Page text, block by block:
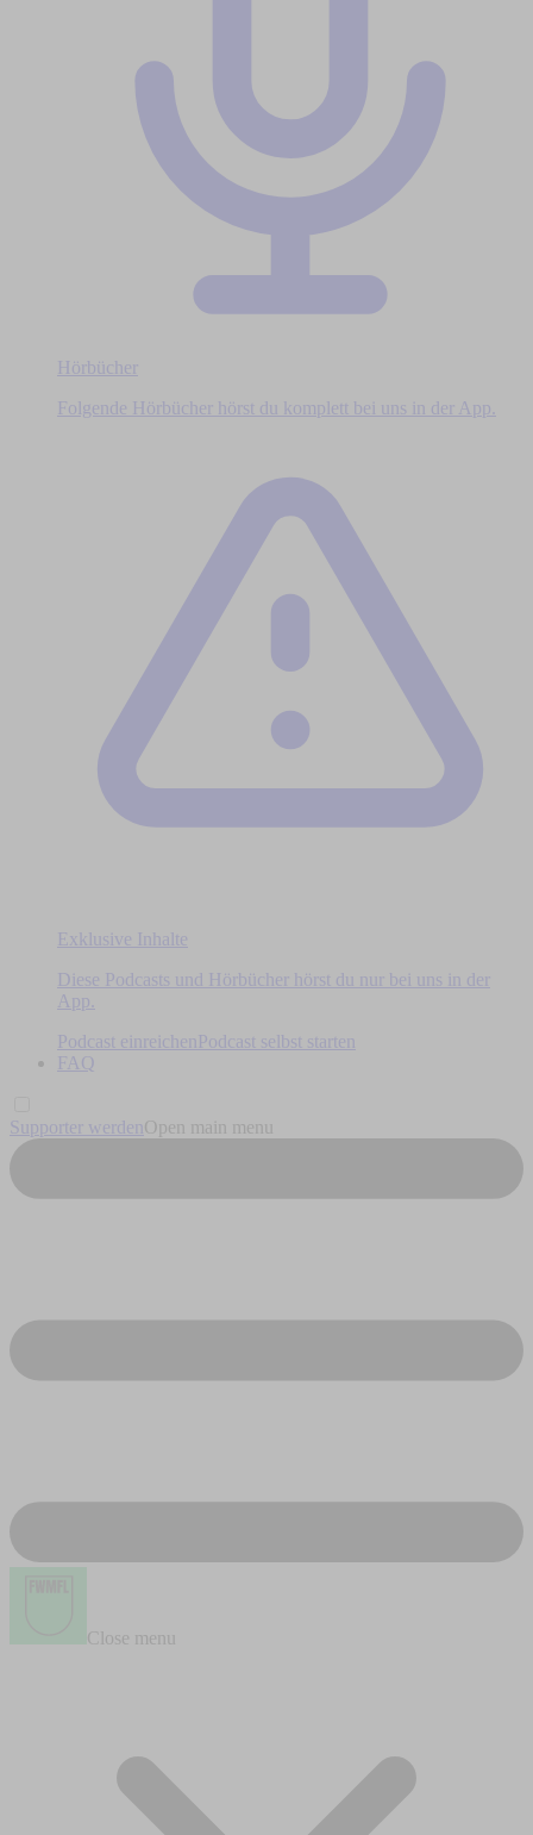
Hörbücher
Folgende Hörbücher hörst du komplett bei uns in der App.
Exklusive Inhalte
Diese Podcasts und Hörbücher hörst du nur bei uns in der
App.
Podcast einreichen
Podcast selbst starten
FAQ
Supporter werden Open main menu
Close menu